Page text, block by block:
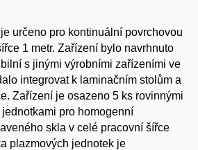
určeno pro kontinuální povrchovou
1 metr. Zařízení bylo navrhnuto
s jinými výrobními zařízeními ve
integrovat k laminačním stolům a
Zařízení je osazeno 5 ks rovinnými
pro homogenní
skla v celé pracovní šířce
plazmových jednotek je